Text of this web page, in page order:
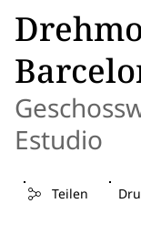
Estudio
Teilen